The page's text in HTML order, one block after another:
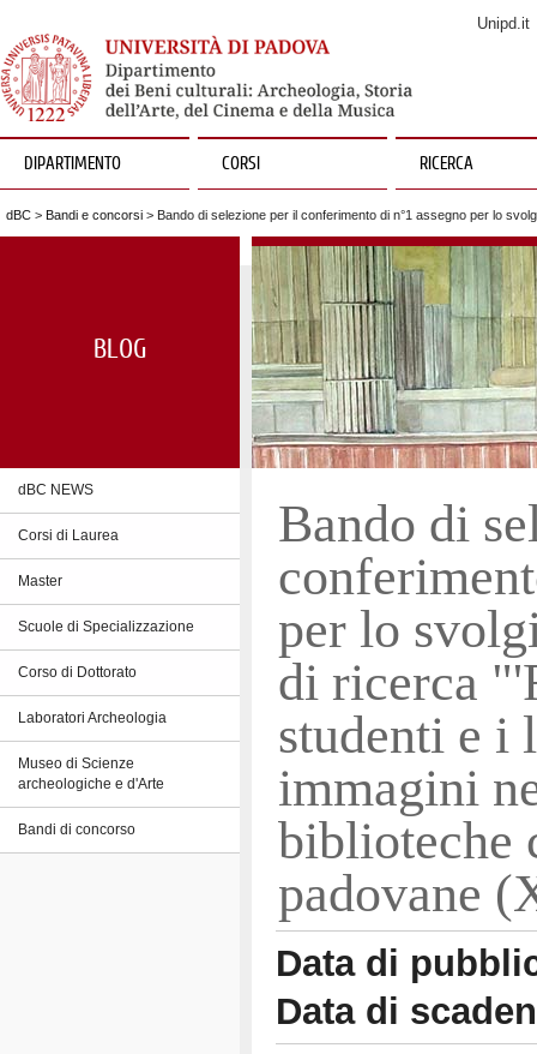
Unipd.it
DIPARTIMENTO CORSI RICERCA
dBC > Bandi e concorsi > Bando di selezione per il conferimento di n°1 assegno per lo
BLOG
dBC NEWS
Corsi di Laurea
Master
Scuole di Specializzazione
Corso di Dottorato
Laboratori Archeologia
Museo di Scienze
archeologiche e d'Arte
Bandi di concorso
Bando di
per lo
di ricerca
studenti e
immagini
biblioteche
padovane
Data di
Data di